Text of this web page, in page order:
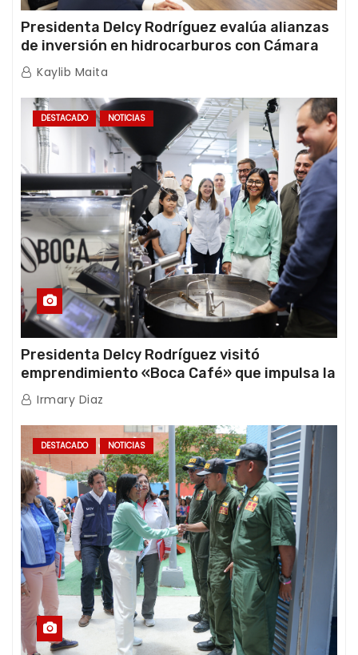
Presidenta Delcy Rodríguez evalúa alianzas
de inversión en hidrocarburos con Cámara
Africana de Energía
Kaylib Maita
DESTACADO NOTICIAS
Presidenta Delcy Rodríguez visitó
emprendimiento «Boca Café» que impulsa la
producción nacional hacia mercados
internacionales
Irmary Diaz
DESTACADO NOTICIAS